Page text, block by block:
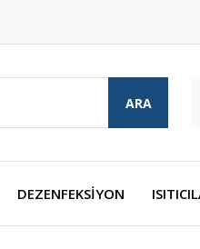
ARA
DEZENFEKSİYON